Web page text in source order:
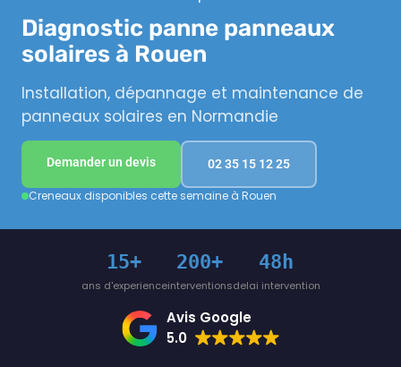
Diagnostic panne panneaux
solaires à Rouen
Installation, dépannage et maintenance de
panneaux solaires en Normandie
Demander un devis 02 35 15 12 25
Creneaux disponibles cette semaine à Rouen
15+
ans d'experience
200+
interventions
48h
delai intervention
Avis Google
5.0